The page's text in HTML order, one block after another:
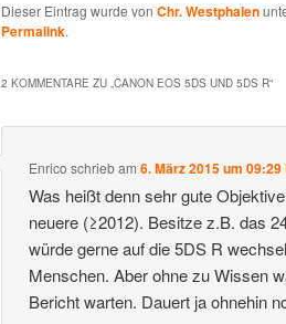
Dieser Eintrag wurde von Chr. Westphalen
Permalink.
2 KOMMENTARE ZU „CANON EOS 5DS UND 5DS R“
Enrico schriebam6. März 2015 um 09:29
Was heißt denn sehr gute
neuere (≥2012). Besitze z.B. das
würde gerne auf die 5DS R
Menschen. Aber ohne zu Wissen
Bericht warten. Dauert ja ohnehin